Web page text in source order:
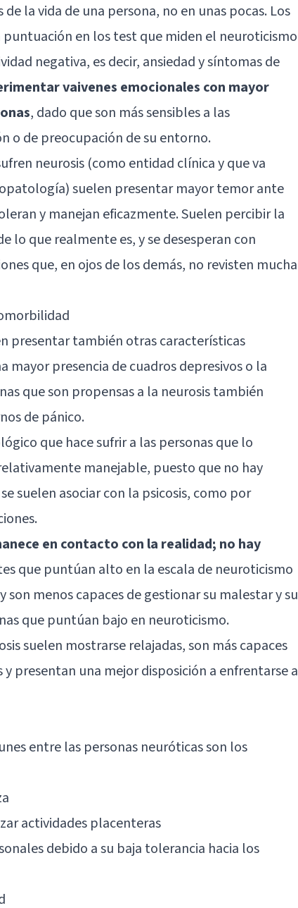
la vida de una persona, no en unas pocas. Los
en los test que miden el neuroticismo
negativa, es decir, ansiedad y síntomas de
vaivenes emocionales con mayor
, dado que son más sensibles a las
o de preocupación de su entorno.
neurosis (como entidad clínica y que va
suelen presentar mayor temor ante
y manejan eficazmente. Suelen percibir la
lo que realmente es, y se desesperan con
que, en ojos de los demás, no revisten mucha
presentar también otras características
mayor presencia de cuadros depresivos o la
que son propensas a la neurosis también
de pánico.
que hace sufrir a las personas que lo
manejable, puesto que no hay
suelen asociar con la psicosis, como por
en contacto con la realidad; no hay
que puntúan alto en la escala de neuroticismo
menos capaces de gestionar su malestar y su
que puntúan bajo en neuroticismo.
suelen mostrarse relajadas, son más capaces
presentan una mejor disposición a enfrentarse a
entre las personas neuróticas son los
actividades placenteras
debido a su baja tolerancia hacia los